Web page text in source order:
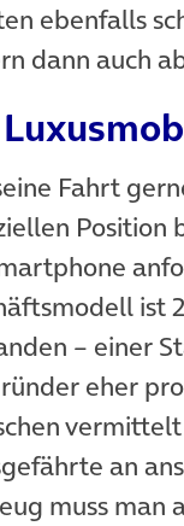
ebenfalls
dann auch
Fahrt
Position
ist
– einer
eher
an
muss